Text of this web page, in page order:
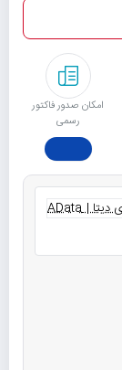
امکان صدور فاکتور
رسمی